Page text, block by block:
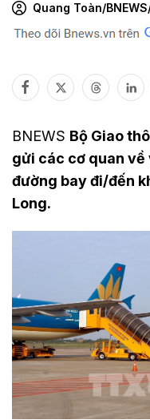
Quang Toàn/
BNEWS Bộ Giao
gửi các cơ quan về
đường bay đi/đến
Long.